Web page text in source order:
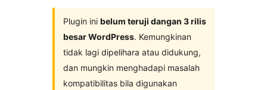
Plugin ini belum teruji dangan 3 rilis
besar WordPress. Kemungkinan
tidak lagi dipelihara atau didukung,
dan mungkin menghadapi masalah
kompatibilitas bila digunakan